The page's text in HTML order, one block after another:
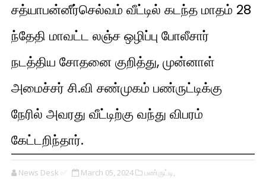
சத்யாபன்னீர்செல்வம் வீட்டில் கடந்த மாதம் 28
ந்தேதி மாவட்ட லஞ்ச ஒழிப்பு போலீசார்
நடத்திய சோதனை குறித்து, முன்னாள்
அமைச்சர் சி.வி சண்முகம் பண்ருட்டிக்கு
நேரில் அவரது வீட்டிற்கு வந்து விபரம்
கேட்டறிந்தார்.
News Desk ✅ March 05, 2024 பண்ருட்டி,